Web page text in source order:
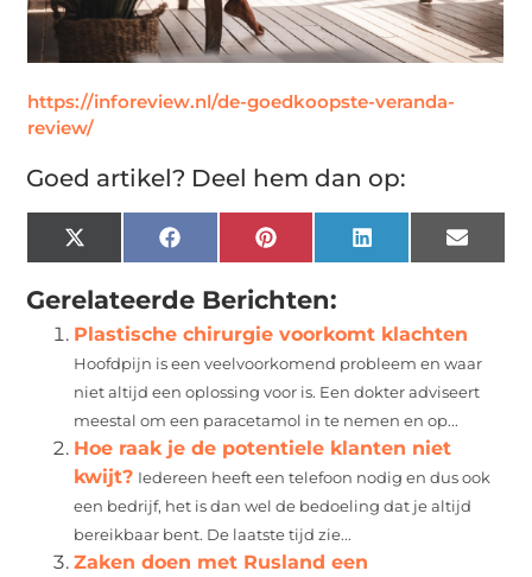
https://inforeview.nl/de-goedkoopste-veranda-
review/
Goed artikel? Deel hem dan op:
X
(Twitter)
FacebookPinterest LinkedIn Email
Gerelateerde Berichten:
Plastische chirurgie voorkomt klachten
Hoofdpijn is een veelvoorkomend probleem en waar
niet altijd een oplossing voor is. Een dokter adviseert
meestal om een paracetamol in te nemen en op...
Hoe raak je de potentiele klanten niet
kwijt? Iedereen heeft een telefoon nodig en dus ook
een bedrijf, het is dan wel de bedoeling dat je altijd
bereikbaar bent. De laatste tijd zie...
Zaken doen met Rusland een